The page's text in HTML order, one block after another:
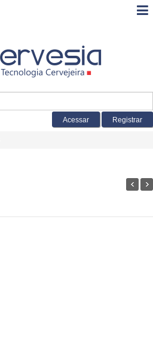
Acessar Registrar